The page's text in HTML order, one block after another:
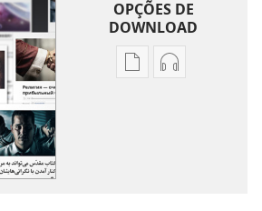
OPÇÕES DE
DOWNLOAD
OpçõesOpções